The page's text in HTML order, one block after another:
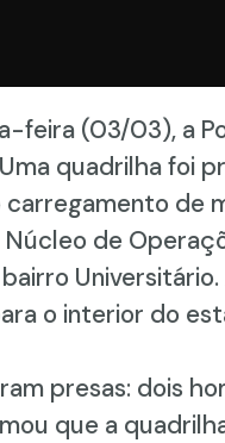
feira (03/03), a
quadrilha foi
de
de
o interior do
presas: dois
que a